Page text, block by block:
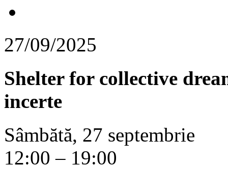
27/09/2025
Shelter for collective
incerte
Sâmbătă, 27 septembrie
12:00 – 19:00